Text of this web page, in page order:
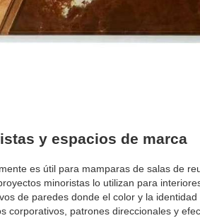
y espacios de marca
es útil para mamparas de salas de
minoristas lo utilizan para
de paredes donde el color y la
corporativos, patrones direccionales y